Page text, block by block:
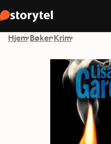
Hjem Bøker Krim